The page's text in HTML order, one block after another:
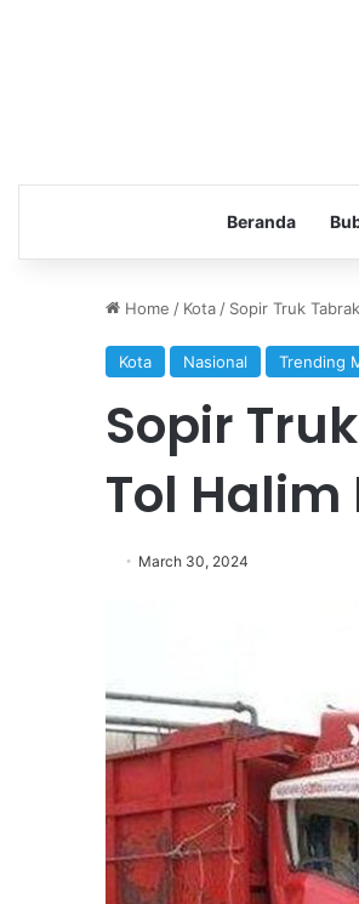
Beranda
Home / Kota / Sopir Truk
Kota Nasional Trending
Sopir
Tol
March 30, 2024